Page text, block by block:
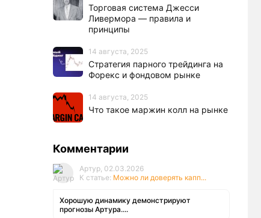
Торговая система Джесси
Ливермора — правила и
принципы
14 августа, 2025
Стратегия парного трейдинга на
Форекс и фондовом рынке
14 августа, 2025
Что такое маржин колл на рынке
Комментарии
Артур, 02.03.2026
К статье: Можно ли доверять капп...
Хорошую динамику демонстрируют
прогнозы Артура....